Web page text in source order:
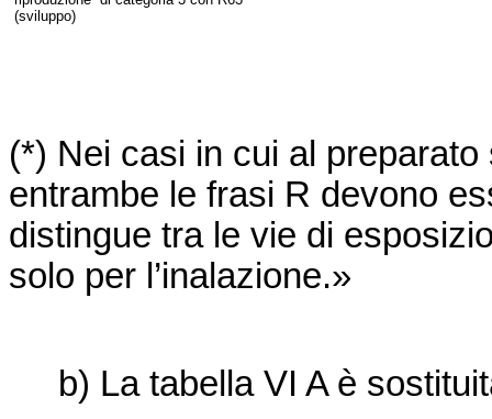
(sviluppo)
(*) Nei casi in cui al
entrambe le frasi R devono
distingue tra le vie di
solo per l’inalazione.»
b) La tabella VI A è